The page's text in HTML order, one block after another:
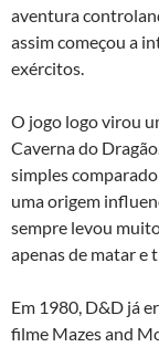
aventura
assim começou a
exércitos.
O jogo logo virou
Caverna do
simples
uma origem
sempre levou
apenas de matar e
Em 1980, D&D já
filme Mazes and